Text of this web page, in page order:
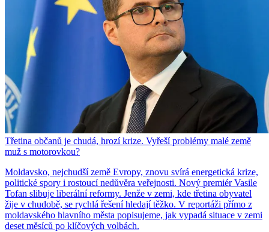
Třetina občanů je chudá, hrozí krize. Vyřeší problémy malé země
muž s motorovkou?
Moldavsko, nejchudší země Evropy, znovu svírá energetická krize,
politické spory i rostoucí nedůvěra veřejnosti. Nový premiér Vasile
Tofan slibuje liberální reformy. Jenže v zemi, kde třetina obyvatel
žije v chudobě, se rychlá řešení hledají těžko. V reportáži přímo z
moldavského hlavního města popisujeme, jak vypadá situace v zemi
deset měsíců po klíčových volbách.